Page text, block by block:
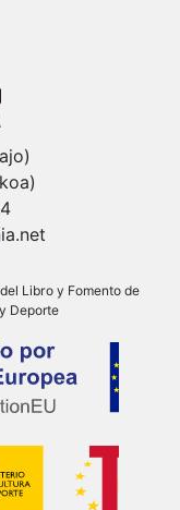
Libro y Fomento de
Deporte